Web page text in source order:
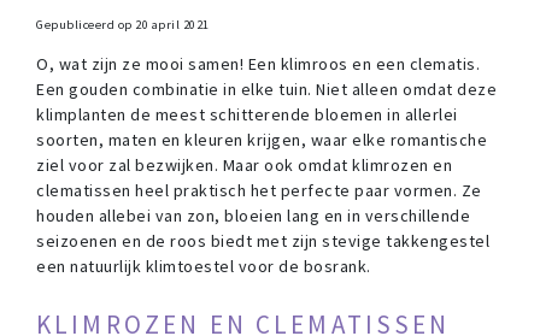
Gepubliceerd op 20 april 2021
O, wat zijn ze mooi samen! Een klimroos en een clematis.
Een gouden combinatie in elke tuin. Niet alleen omdat deze
klimplanten de meest schitterende bloemen in allerlei
soorten, maten en kleuren krijgen, waar elke romantische
ziel voor zal bezwijken. Maar ook omdat klimrozen en
clematissen heel praktisch het perfecte paar vormen. Ze
houden allebei van zon, bloeien lang en in verschillende
seizoenen en de roos biedt met zijn stevige takkengestel
een natuurlijk klimtoestel voor de bosrank.
KLIMROZEN EN CLEMATISSEN